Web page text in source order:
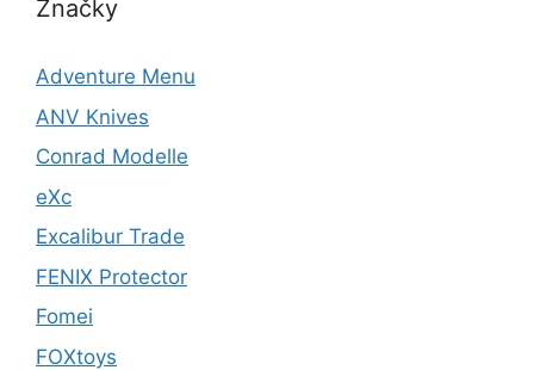
Značky
Adventure Menu
ANV Knives
Conrad Modelle
eXc
Excalibur Trade
FENIX Protector
Fomei
FOXtoys